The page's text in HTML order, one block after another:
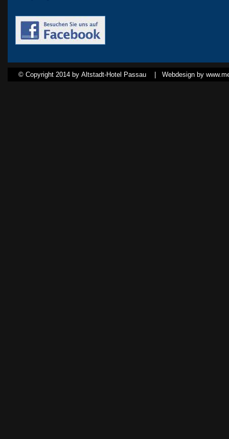
© Copyright 2014 by Altstadt-Hotel Passau | Webdesign by